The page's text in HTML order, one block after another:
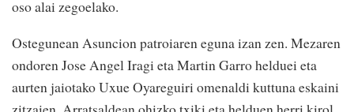
oso alai zegoelako.
Ostegunean Asuncion patroiaren eguna izan zen. Mezaren
ondoren Jose Angel Iragi eta Martin Garro helduei eta
aurten jaiotako Uxue Oyareguiri omenaldi kuttuna eskaini